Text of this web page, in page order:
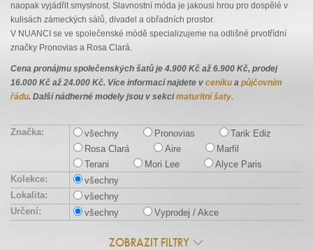
naopak vyjádřit smyslnost. Slavnostní móda je jakousi hrou pro dospělé v
kulisách zámeckých sálů, divadel a obřadních prostor.
V NUANCI se ve společenské módě specializujeme na odlišné prvotřídní
značky Pronovias a Rosa Clará.
Cena pronájmu společenských šatů je 4.900 Kč až 6.900 Kč, prodej
16.000 Kč až 24.000 Kč. Více informací najdete v ceníku a půjčovním
řádu. Další nádherné modely jsou v sekcimaturitní šaty.
Značka: všechny Pronovias
Tarik Ediz
Rosa Clará
Aire
Marfil
Terani
Mori Lee
Alyce Paris
Kolekce:
všechny
Lokalita:
všechny
Určení:
všechny Vyprodej / Akce
ZOBRAZIT FILTRY